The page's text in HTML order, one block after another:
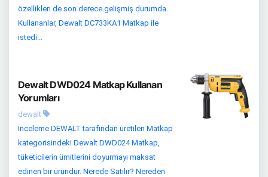
özellikleri de son derece gelişmiş durumda.
Kullananlar, Dewalt DC733KA1 Matkap ile
istedi...
Dewalt DWD024 Matkap Kullanan
Yorumları
dewalt
İnceleme DEWALT tarafından üretilen Matkap
kategorisindeki Dewalt DWD024 Matkap,
tüketicilerin ümitlerini doyurmayı maksat
edinen bir üründür. Nerede Satılır? Nereden